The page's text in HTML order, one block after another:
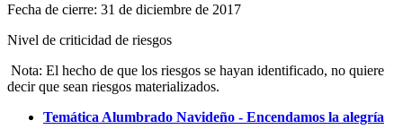
Fecha de cierre: 31 de diciembre de 2017
Nivel de criticidad de riesgos
Nota: El hecho de que los riesgos se hayan identificado, no quiere
decir que sean riesgos materializados.
Temática Alumbrado Navideño - Encendamos la alegría